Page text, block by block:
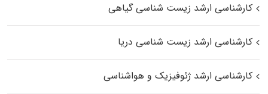
کارشناسی ارشد زیست‌ شناسی گیاهی
کارشناسی ارشد زیست‌ شناسی دریا
کارشناسی ارشد ژئوفیزیک و هواشناسی